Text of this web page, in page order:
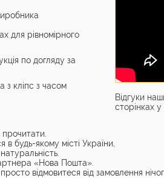
для рівномірного
по догляду за
з кліпс з часом
Відгуки
сторінках
будь-якому місті України,
«Нова Пошта».
відмовитеся від замовлення